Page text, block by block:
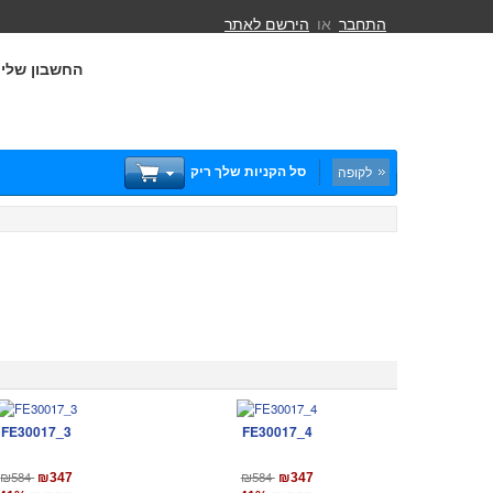
החשבון שלי
התחבר או הירשם לאתר
סל הקניות שלך ריק לקופה
FE30017_3
₪584 ₪347
FE30017_4
₪584 ₪347